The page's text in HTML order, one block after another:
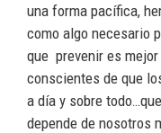
una forma pacífica,
como algo necesario
que prevenir es
conscientes de que
a día y sobre
depende de nosotros